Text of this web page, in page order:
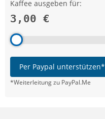
Kaffee ausgeben für:
3,00 €
Per Paypal unterstützen*
*Weiterleitung zu PayPal.Me